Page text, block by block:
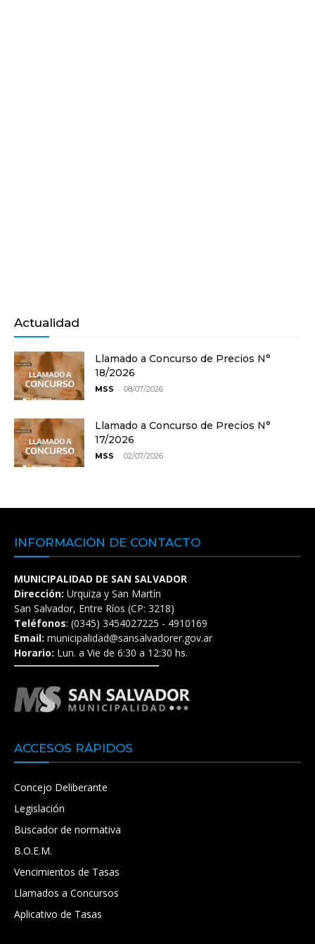
Actualidad
Llamado a Concurso de Precios N°
18/2026
MSS - 08/07/2026
Llamado a Concurso de Precios N°
17/2026
MSS - 02/07/2026
INFORMACIÓN DE CONTACTO
MUNICIPALIDAD DE SAN SALVADOR
Dirección: Urquiza y San Martín
San Salvador, Entre Ríos (CP: 3218)
Teléfonos: (0345) 3454027225 - 4910169
Email: municipalidad@sansalvadorer.gov.ar
Horario: Lun. a Vie de 6:30 a 12:30 hs.
ACCESOS RÁPIDOS
Concejo Deliberante
Legislación
Buscador de normativa
B.O.E.M.
Vencimientos de Tasas
Llamados a Concursos
Aplicativo de Tasas